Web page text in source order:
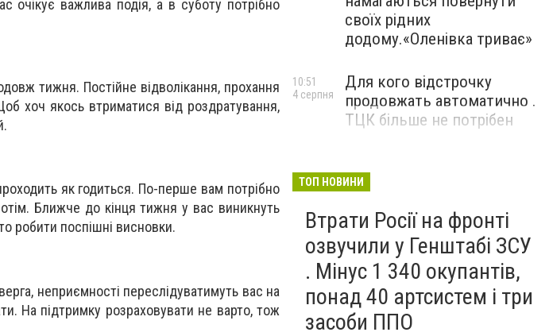
очікує важлива подія, а в суботу потрібно
тижня. Постійне відволікання, прохання
хоч якось втриматися від роздратування,
як годиться. По-перше вам потрібно
Ближче до кінця тижня у вас виникнуть
робити поспішні висновки.
неприємності переслідуватимуть вас на
На підтримку розраховувати не варто, тож
своїх рідних
додому.«Оленівка триває»
Для кого відстрочку
продовжать автоматично .
ТЦК більше не потрібен
10:51
4 серпня
ТОП НОВИНИ
Втрати Росії на фронті
озвучили у Генштабі ЗСУ
. Мінус 1 340 окупантів,
понад 40 артсистем і три
засоби ППО